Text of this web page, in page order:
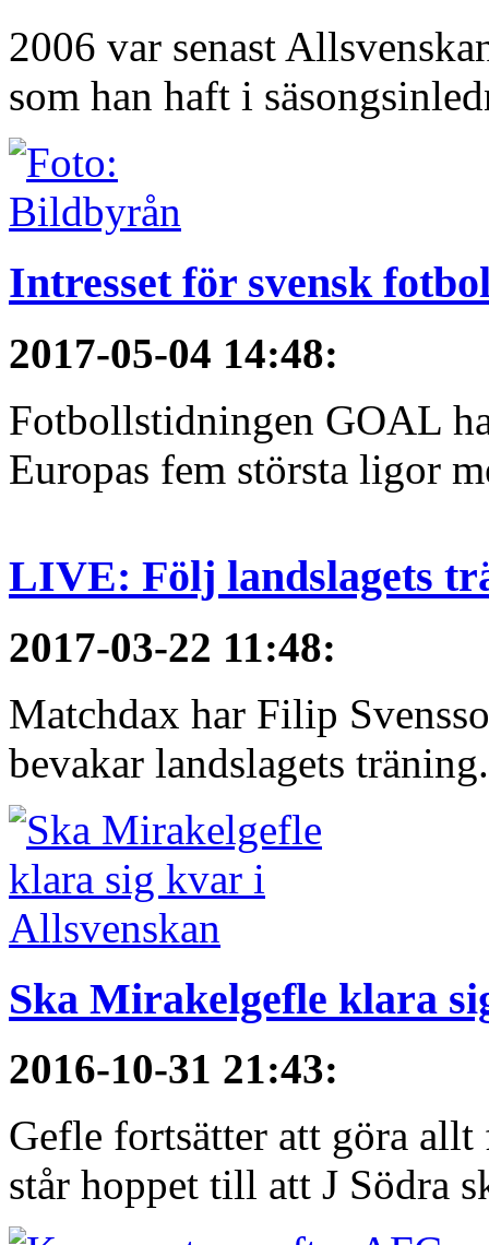
2006 var senast
som han haft i
Intresset för svensk
2017-05-04 14:48:
Fotbollstidningen GOAL
Europas fem största ligor
LIVE: Följ landslagets
2017-03-22 11:48:
Matchdax har Filip
bevakar landslagets
Ska Mirakelgefle klara
2016-10-31 21:43:
Gefle fortsätter att göra
står hoppet till att J Södra